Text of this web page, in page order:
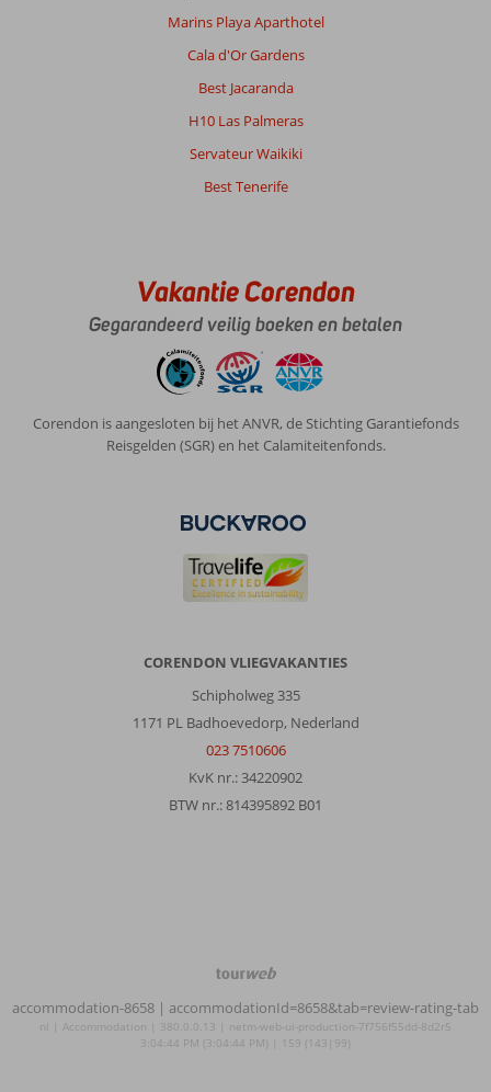
Marins Playa Aparthotel
Cala d'Or Gardens
Best Jacaranda
H10 Las Palmeras
Servateur Waikiki
Best Tenerife
Vakantie Corendon
Gegarandeerd veilig boeken en betalen
Corendon is aangesloten bij het ANVR, de Stichting Garantiefonds
Reisgelden (SGR) en het Calamiteitenfonds.
CORENDON VLIEGVAKANTIES
Schipholweg 335
1171 PL Badhoevedorp, Nederland
023 7510606
KvK nr.: 34220902
BTW nr.: 814395892 B01
TourWeb
©
NetMatch
accommodation-8658 | accommodationId=8658&tab=review-rating-tab
nl | Accommodation | 380.0.0.13 | netm-web-ui-production-7f756f55dd-8d2r5
3:04:44 PM (3:04:44 PM) | 159 (143|99)